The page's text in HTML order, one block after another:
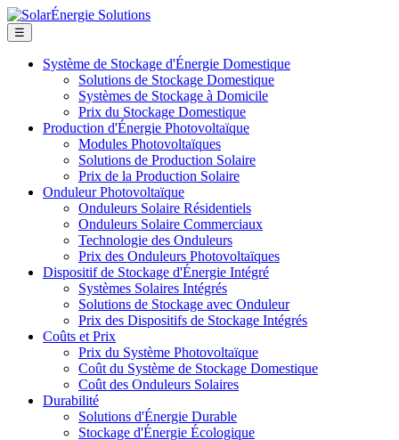
☰
Système de Stockage d'Énergie Domestique
Solutions de Stockage Domestique
Systèmes de Stockage à Domicile
Prix du Stockage Domestique
Production d'Énergie Photovoltaïque
Modules Photovoltaïques
Solutions de Production Solaire
Prix de la Production Solaire
Onduleur Photovoltaïque
Onduleurs Solaire Résidentiels
Onduleurs Solaire Commerciaux
Technologie des Onduleurs
Prix des Onduleurs Photovoltaïques
Dispositif de Stockage d'Énergie Intégré
Systèmes Solaires Intégrés
Solutions de Stockage avec Onduleur
Prix des Dispositifs de Stockage Intégrés
Coûts et Prix
Prix du Système Photovoltaïque
Coût du Système de Stockage Domestique
Coût des Onduleurs Solaires
Durabilité
Solutions d'Énergie Durable
Stockage d'Énergie Écologique